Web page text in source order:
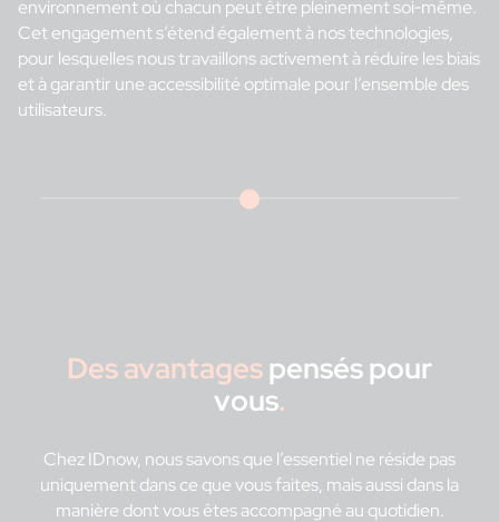
environnement où chacun peut être pleinement soi‑même.
Cet engagement s’étend également à nos technologies,
pour lesquelles nous travaillons activement à réduire les biais
et à garantir une accessibilité optimale pour l’ensemble des
utilisateurs.
Des avantagespensés pour
vous.
Chez IDnow, nous savons que l’essentiel ne réside pas
uniquement dans ce que vous faites, mais aussi dans la
manière dont vous êtes accompagné au quotidien.